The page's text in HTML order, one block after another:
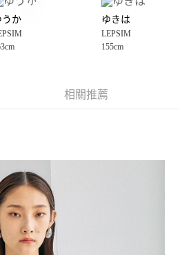
大哥大用戶可立即使用無須另外申請。
，訂單成立後會自動跳轉到大哥付的交易
金額請依後續交易確認頁面所載為準。
認交易或遇審核未通過，訂單將自動取
擇「超商條碼／台灣大直營門市／銀行轉
等通路繳費。
限公司」（以下簡稱本公司）所提供，讓
買商品或服務，並由商店將買賣／分期付款
使用本公司帳單繳交帳款。
額後，即可完成結帳。
費通知簡訊。
，點擊此簡訊中的連結，可透過四大超商／
行付款，方視為交易完成。
需立刻繳費，但若您需要取消訂單，請聯絡
消之訂單仍視為有效，需透過AFTEE先享
上)免運費
以上)免運費
うか ゆきは
LEPSIM
155cm
相關推薦